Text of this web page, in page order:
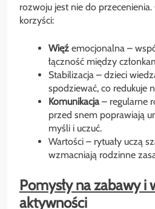
rozwoju jest nie do
korzyści:
Więź emocjonalna –
łączność między
Stabilizacja – dzieci
spodziewać, co redukuje
Komunikacja– regularne
przed snem poprawiają
myśli i uczuć.
Wartości – rytuały uczą
wzmacniają rodzinne
Pomysły na zabawy i
aktywności